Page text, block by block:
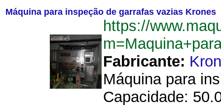
Máquina para inspeção de garrafas vazias Krones
https://
Fabricante:
Máquina para
Capacidade: